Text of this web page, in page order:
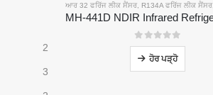
ਆਰ 32 ਫਰਿੱਜ ਲੀਕ ਸੈਂਸਰ R134A ਫਰਿੱਜ ਲੀਕ ਸੈਂਸਰ
05 ਵਿਚੋਂ
ਹੋਰ ਪੜ੍ਹੋ
2
3